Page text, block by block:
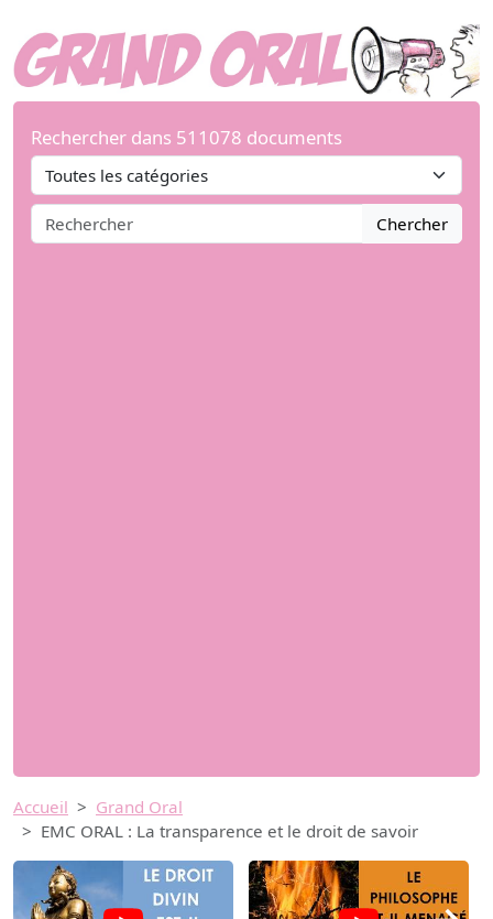
Rechercher dans 511078 documents
Chercher
Accueil
Grand Oral
EMC ORAL : La transparence et le droit de savoir